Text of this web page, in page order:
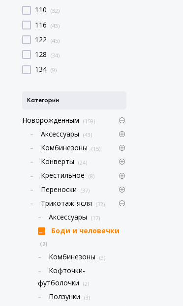
110 (32)
116 (43)
122 (45)
128 (34)
134 (9)
Категории
Новорожденным (159)
Аксессуары (43)
Комбинезоны (15)
Конверты (24)
Крестильное (8)
Переноски (37)
Трикотаж-ясля (32)
Аксессуары (17)
Боди и человечки
(2)
Комбинезоны (3)
Кофточки-
футболочки (2)
Ползунки (3)